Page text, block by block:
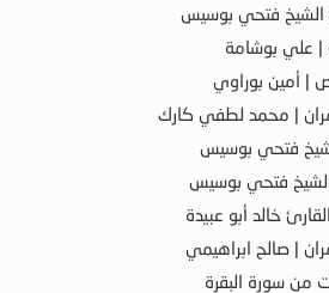
الشيخ فتحي بوسيس
| علي بوشامة
| أمين بوراوي
| محمد لطفي كارك
فتحي بوسيس
فتحي بوسيس
خالد أبو عبيدة
| صالح ابراهيمي
من سورة البقرة